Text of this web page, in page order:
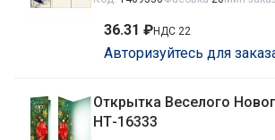
36.31 ₽НДС 22
Авторизуйтесь для
Открытка Веселого
НТ-16333